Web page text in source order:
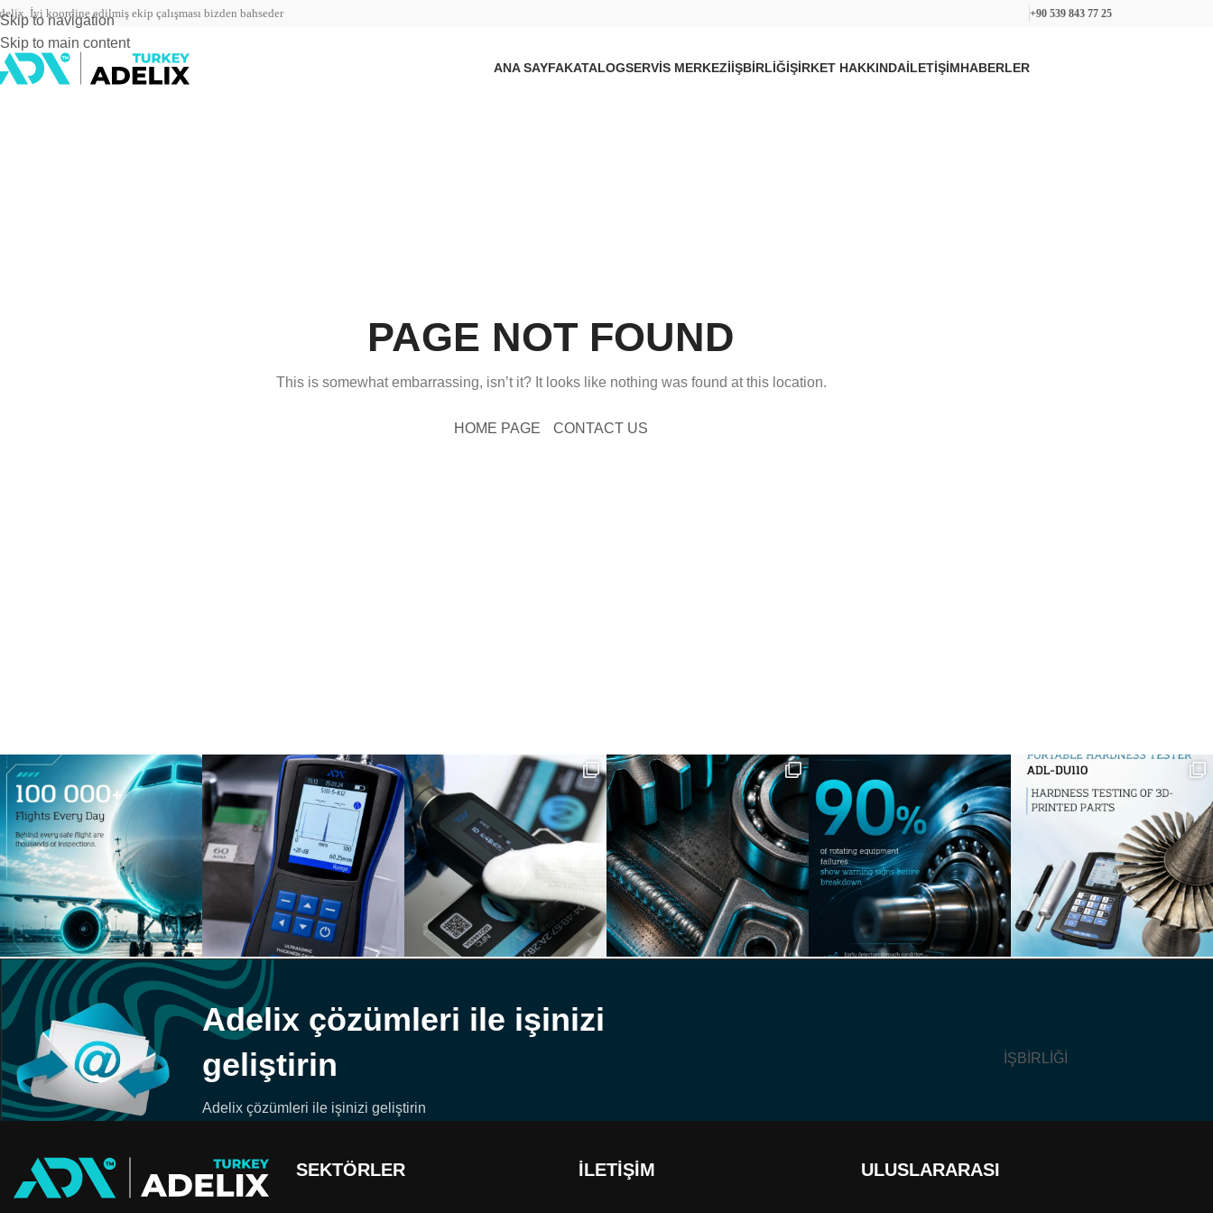
Skip to navigation
Skip to main content
İyi koordine edilmiş ekip çalışması bizden bahseder +90 539 843 77 25
ANA SAYFAKATALOGSERVIS MERKEZIİŞBIRLIĞIŞIRKET HAKKINDAİLETİŞİMHABERLER
PAGE NOT FOUND
This is somewhat embarrassing, isn’t it? It looks like nothing was found at this location.
HOME PAGE CONTACT US
Adelix çözümleri ile işinizi
geliştirin
Adelix çözümleri ile işinizi geliştirin
İŞBİRLİĞİ
SEKTÖRLER İLETİŞİM ULUSLARARASI